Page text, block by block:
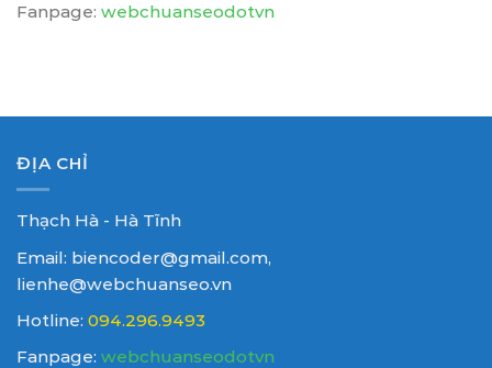
Fanpage: webchuanseodotvn
ĐỊA CHỈ
Thạch Hà - Hà Tĩnh
Email: biencoder@gmail.com,
lienhe@webchuanseo.vn
Hotline: 094.296.9493
Fanpage: webchuanseodotvn